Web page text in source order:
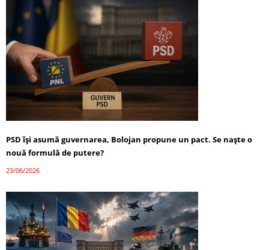
PSD își asumă guvernarea, Bolojan propune un pact. Se naște o
nouă formulă de putere?
23/06/2026